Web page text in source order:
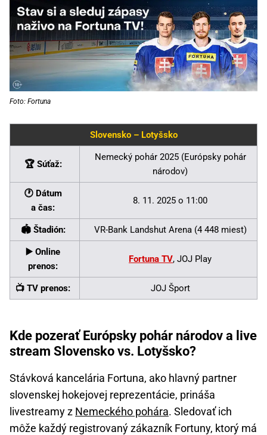
Foto: Fortuna
Slovensko – Lotyšsko
🏆 Súťaž:
Nemecký pohár 2025 (Európsky pohár
národov)
🕐 Dátum
a čas:
8. 11. 2025 o 11:00
🏟 Štadión: VR-Bank Landshut Arena (4 448 miest)
▶️ Online
prenos:
Fortuna TV, JOJ Play
📺 TV prenos: JOJ Šport
Kde pozerať Európsky pohár národov a live
stream Slovensko vs. Lotyšsko?
Stávková kancelária Fortuna, ako hlavný partner
slovenskej hokejovej reprezentácie, prináša
livestreamy z Nemeckého pohára. Sledovať ich
môže každý registrovaný zákazník Fortuny, ktorý má